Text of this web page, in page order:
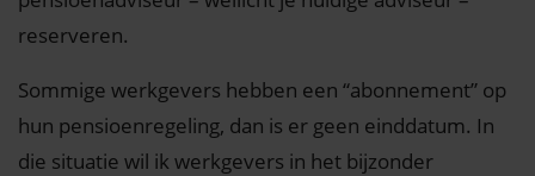
reserveren.
Sommige werkgevers hebben een “abonnement” op
hun pensioenregeling, dan is er geen einddatum. In
die situatie wil ik werkgevers in het bijzonder